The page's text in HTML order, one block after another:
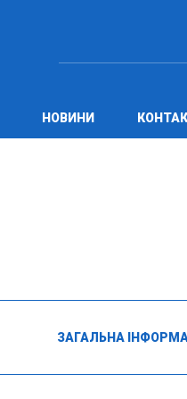
НОВИНИ
ЗАГАЛЬНА